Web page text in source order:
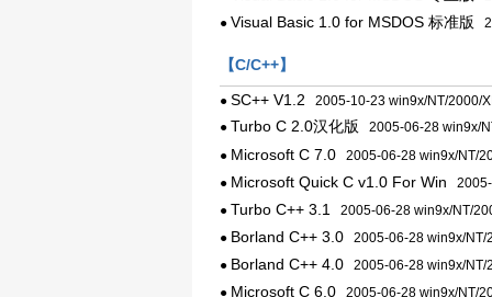
● Visual Basic 1.0 for MSDOS 标准版
【C/C++】
● SC++ V1.2 2005-10-23 win9x/NT/2000/
● Turbo C 2.0汉化版 2005-06-28 win9x/
● Microsoft C 7.0 2005-06-28 win9x/NT/
● Microsoft Quick C v1.0 For Win
● Turbo C++ 3.1
2005-06-28 win9x/NT/
● Borland C++ 3.0 2005-06-28 win9x/NT/
● Borland C++ 4.0 2005-06-28 win9x/NT/
● Microsoft C 6.0 2005-06-28 win9x/NT/